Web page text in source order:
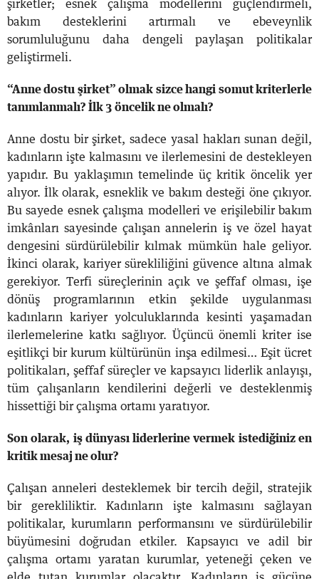
şirketler; esnek çalışma modellerini güçlendirmeli,
bakım desteklerini artırmalı ve ebeveynlik
sorumluluğunu daha dengeli paylaşan politikalar
geliştirmeli.
“Anne dostu şirket” olmak sizce hangi somut kriterlerle
tanımlanmalı? İlk 3 öncelik ne olmalı?
Anne dostu bir şirket, sadece yasal hakları sunan değil,
kadınların işte kalmasını ve ilerlemesini de destekleyen
yapıdır. Bu yaklaşımın temelinde üç kritik öncelik yer
alıyor.
İlk olarak, esneklik ve bakım desteği öne çıkıyor.
Bu sayede esnek çalışma modelleri ve erişilebilir bakım
imkânları sayesinde çalışan annelerin iş ve özel hayat
dengesini sürdürülebilir kılmak mümkün hale geliyor.
İkinci olarak, kariyer sürekliliğini güvence altına almak
gerekiyor. Terfi süreçlerinin açık ve şeffaf olması, işe
dönüş programlarının etkin şekilde uygulanması
kadınların kariyer yolculuklarında kesinti yaşamadan
ilerlemelerine katkı sağlıyor. Üçüncü önemli kriter ise
eşitlikçi bir kurum kültürünün inşa edilmesi… Eşit ücret
politikaları, şeffaf süreçler ve kapsayıcı liderlik anlayışı,
tüm çalışanların kendilerini değerli ve desteklenmiş
hissettiği bir çalışma ortamı yaratıyor.
Son olarak, iş dünyası liderlerine vermek istediğiniz en
kritik mesaj ne olur?
Çalışan anneleri desteklemek bir tercih değil, stratejik
bir gerekliliktir. Kadınların işte kalmasını sağlayan
politikalar, kurumların performansını ve sürdürülebilir
büyümesini doğrudan etkiler. Kapsayıcı ve adil bir
çalışma ortamı yaratan kurumlar, yeteneği çeken ve